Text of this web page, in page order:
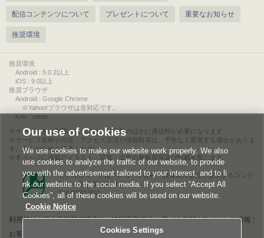
配信コンテンツについて プレゼントについて 重要なお知らせ
推奨環境
推奨環境
Android : 5.0.2以上
iOS : 9.0以上
推奨ブラウザ
Android : Google Chrome
※Yahoo!ブラウザは非対応です。
iOS : Safari
サービスをご利用されるには、情報料のほかに通信料が必要になります。
サービス名称や内容、アクセス方法や情報料等は、予告なく変更する場合がありま
す。あらかじめご了承ください。
本ページに掲載のイラスト・写真・文章の無断複写及び転載を禁じます。
このエルマークは、レコード会社・映像製作会社が提供するコンテ
ンツを示す登録商標です。
RIAJ00013011
利用規約|個人情報等保護方針|特定商取引法に基づく表記|ライセンス情報
お客様情報の外部送信について|Cookies Settings
Our use of Cookies
We use cookies to make our website work properly. We also
use cookies to analyze the traffic of our website, to provide
you with the advertisement tailored to your interest, and to li
nk our website to the social media. If you select “Accept All
Cookies”, all of these cookies will be used on our website.
Cookie Notice
Cookies Settings